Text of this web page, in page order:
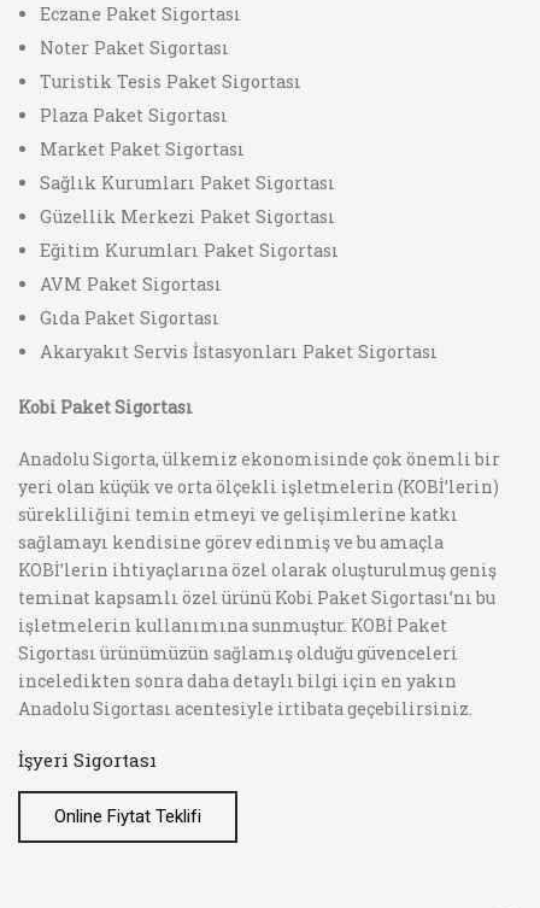
Eczane Paket Sigortası
Noter Paket Sigortası
Turistik Tesis Paket Sigortası
Plaza Paket Sigortası
Market Paket Sigortası
Sağlık Kurumları Paket Sigortası
Güzellik Merkezi Paket Sigortası
Eğitim Kurumları Paket Sigortası
AVM Paket Sigortası
Gıda Paket Sigortası
Akaryakıt Servis İstasyonları Paket Sigortası
Kobi Paket Sigortası
Anadolu Sigorta, ülkemiz ekonomisinde çok önemli bir
yeri olan küçük ve orta ölçekli işletmelerin (KOBİ’lerin)
sürekliliğini temin etmeyi ve gelişimlerine katkı
sağlamayı kendisine görev edinmiş ve bu amaçla
KOBİ’lerin ihtiyaçlarına özel olarak oluşturulmuş geniş
teminat kapsamlı özel ürünü Kobi Paket Sigortası’nı bu
işletmelerin kullanımına sunmuştur. KOBİ Paket
Sigortası ürünümüzün sağlamış olduğu güvenceleri
inceledikten sonra daha detaylı bilgi için en yakın
Anadolu Sigortası acentesiyle irtibata geçebilirsiniz.
İşyeri Sigortası
Online Fiytat Teklifi